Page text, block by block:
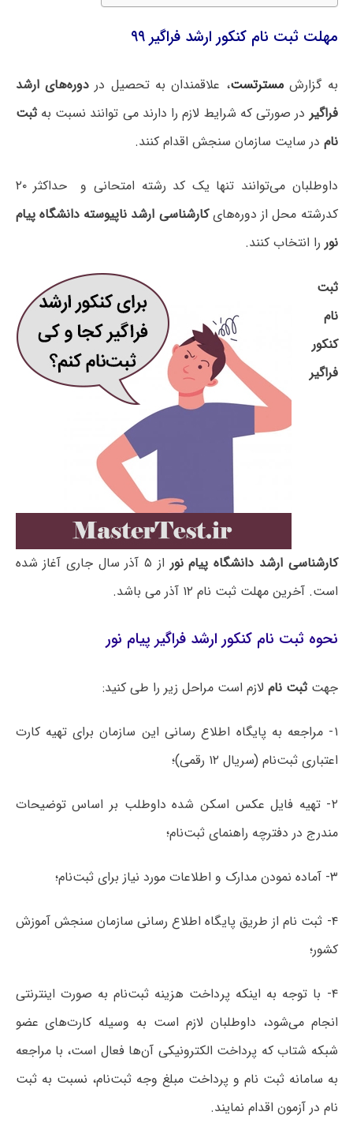
مهلت ثبت نام کنکور ارشد فراگیر ۹۹
به گزارشمسترتست، علاقمندان به تحصیل دردوره‌های ارشد
فراگیر در صورتی که شرایط لازم را دارند می توانند نسبت به ثبت
نام در سایت سازمان سنجش اقدام کنند.
داوطلبان می‌توانند تنها یک کد رشته امتحانی و حداکثر ۲۰
کدرشته محل از دوره‌هایکارشناسی ارشد ناپیوسته دانشگاه پیام
نوررا انتخاب کنند.
ثبت
نام
کنکور
فراگیر
کارشناسی ارشد دانشگاه پیام نور
از ۵ آذر سال جاری آغاز شده
است. آخرین مهلت ثبت نام ۱۲ آذر می باشد.
نحوه ثبت نام کنکور ارشد فراگیر پیام نور
جهتثبت نام لازم است مراحل زیر را طی کنید:
۱- مراجعه به پایگاه اطلاع رسانی این سازمان برای تهیه کارت
اعتباری ثبت‌نام (سریال ۱۲ رقمی)؛
۲- تهیه فایل عکس اسکن شده داوطلب بر اساس توضیحات
مندرج در دفترچه راهنمای ثبت‌نام؛
۳- آماده نمودن مدارک و اطلاعات مورد نیاز برای ثبت‌نام؛
۴- ثبت نام از طریق پایگاه اطلاع رسانی سازمان سنجش آموزش
کشور؛
۴- با توجه به اینکه پرداخت هزینه ثبت‌نام به صورت اینترنتی
انجام می‌‌شود، داوطلبان لازم است به وسیله کارت‌های عضو
شبکه شتاب که پرداخت الکترونیکی آن‌ها فعال است، با مراجعه
به سامانه ثبت نام و پرداخت مبلغ وجه ثبت‌نام، نسبت به ثبت
نام در آزمون اقدام نمایند.